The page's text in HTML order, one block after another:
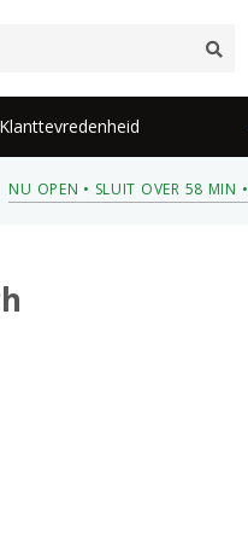
NU OPEN • SLUIT OVER 58 MIN •